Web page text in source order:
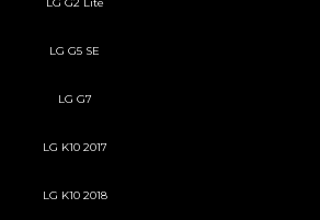
LG G2 Lite
LG G5 SE
LG G7
LG K10 2017
LG K10 2018